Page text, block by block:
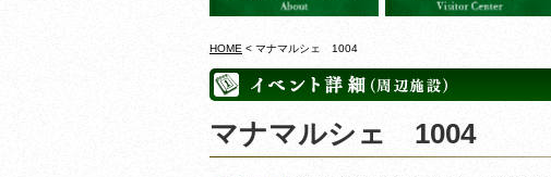
HOME < マナマルシェ 1004
マナマルシェ 1004